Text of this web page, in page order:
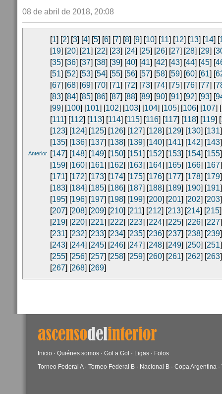
08 de abril de 2018, 20:08
Anterior
[1] [2] [3] [4] [5] [6] [7] [8] [9] [10] [11] [12] [13] [14] [
[19] [20] [21] [22] [23] [24] [25] [26] [27] [28] [29] [
[35] [36] [37] [38] [39] [40] [41] [42] [43] [44] [45] [
[51] [52] [53] [54] [55] [56] [57] [58] [59] [60] [61] [
[67] [68] [69] [70] [71] [72] [73] [74] [75] [76] [77] [
[83] [84] [85] [86] [87] [88] [89] [90] [91] [92] [93] [
[99] [100] [101] [102] [103] [104] [105] [106] [107] [
[111] [112] [113] [114] [115] [116] [117] [118] [119] [
[123] [124] [125] [126] [127] [128] [129] [130] [131
[135] [136] [137] [138] [139] [140] [141] [142] [143
[147] [148] [149] [150] [151] [152] [153] [154] [155
[159] [160] [161] [162] [163] [164] [165] [166] [167
[171] [172] [173] [174] [175] [176] [177] [178] [179
[183] [184] [185] [186] [187] [188] [189] [190] [191
[195] [196] [197] [198] [199] [200] [201] [202] [203
[207] [208] [209] [210] [211] [212] [213] [214] [215
[219] [220] [221] [222] [223] [224] [225] [226] [227
[231] [232] [233] [234] [235] [236] [237] [238] [239
[243] [244] [245] [246] [247] [248] [249] [250] [251
[255] [256] [257] [258] [259] [260] [261] [262] [263
[267] [268] [269]
Inicio · Quiénes somos · Gol a Gol · Ligas · Fotos
Torneo Federal A· Torneo Federal B · Nacional B · Copa Argentina ·